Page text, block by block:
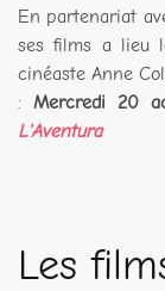
En partenariat
ses films a lieu
cinéaste Anne
:Mercredi 20
L'Aventura
Les